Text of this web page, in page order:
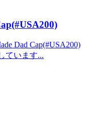
Dad Cap(#USA200)
ています...